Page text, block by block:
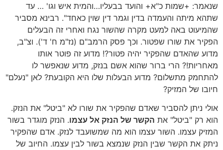
שנאמר: +שמות כ"א+ והועד בבעליו…והמית איש וגו' … עד
שתהא מיתה והעמדה בדין וגמר דין שוין כאחד". רבינא מסביר
שהמיעוט באה למעט מקרה שהשור נגח ואחרי זה הבעלים
הפקיר את שורו שפטור. וכך פסק הרמב"ם (נז"מ ח' ד'). וצ"ב,
מדוע שהאדם שהפקיר יהיה פטור?! מדוע זה פוטר אותו
מאחריות!? הרי ברור שהוא אשם בנזק, מדוע שנאפשר לו
להתחמק מתשלום? מדוע הבעלות שלו היא הקובעת? לאן "נעלם"
חיובו של המזיק?
אולי ניתן להסביר שאדם שהפקיר את שורו לא "ביטל" את הנזק.
הוא רק "ביטל" את הקשר של הנזק אל עצמו. הנזק מוגדר בשור
המזיק עצמו. השור עצמו הוא מה שמשועבד לנזק. אדם שהפקיר
ניתק את הקשר שבין הנזק שנמצא בשור לבין עצמו. החיוב של